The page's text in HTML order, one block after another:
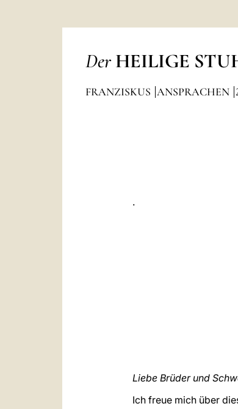
Der HEILIGE
FRANZISKUS ANSPRACHEN
.
Liebe Brüder und
Ich freue mich über